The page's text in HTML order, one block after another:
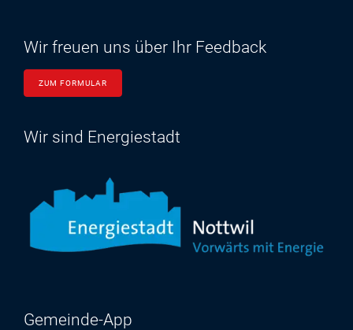
Wir freuen uns über Ihr Feedback
ZUM FORMULAR
Wir sind Energiestadt
Gemeinde-App